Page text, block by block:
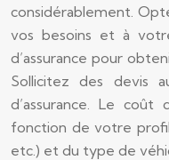
considérablement.
vos besoins et à
d’assurance pour
Sollicitez des devis
d’assurance. Le coût
fonction de votre
etc.) et du type de